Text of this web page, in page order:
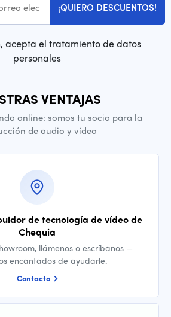
¡QUIERO DESCUENTOS!
acepta el tratamiento de datos
personales
VENTAJAS
online: somos tu socio para la
de audio y vídeo
de tecnología de vídeo de
Chequia
llámenos o escríbanos —
encantados de ayudarle.
Contacto